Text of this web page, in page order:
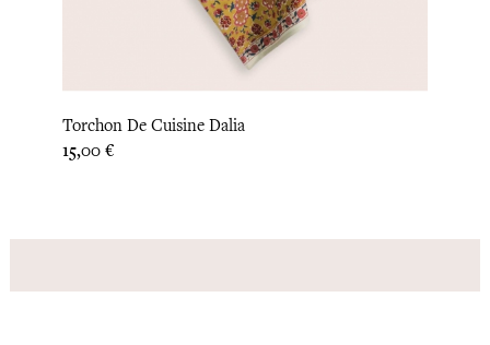
Torchon De Cuisine Dalia
Prix
15,00 €